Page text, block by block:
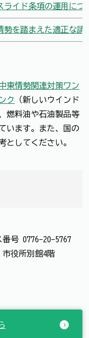
ライド条項の運用につ
勢を踏まえた適正な
東情勢関連対策ワン
ク
（新しいウインド
燃料油や石油製品等
います。また、国の
としてください。
番号 0776-20-5767
役所別館4階